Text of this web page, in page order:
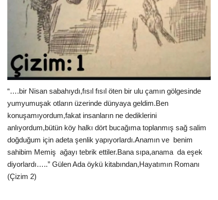
“….bir Nisan sabahıydı,fısıl fısıl öten bir ulu çamın gölgesinde
yumyumuşak otların üzerinde dünyaya geldim.Ben
konuşamıyordum,fakat insanların ne dediklerini
anlıyordum,bütün köy halkı dört bucağıma toplanmış sağ salim
doğduğum için adeta şenlik yapıyorlardı.Anamın ve benim
sahibim Memiş ağayı tebrik ettiler.Bana sıpa,anama da eşek
diyorlardı…..” Gülen Ada öykü kitabından,Hayatımın Romanı
(Çizim 2)